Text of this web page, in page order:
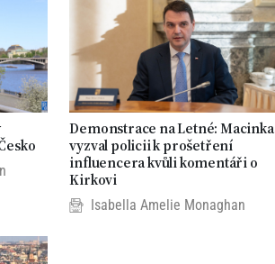
Demonstrace na Letné: Macinka
vyzval policii k prošetření
influencera kvůli komentáři o
Kirkovi
Isabella Amelie Monaghan